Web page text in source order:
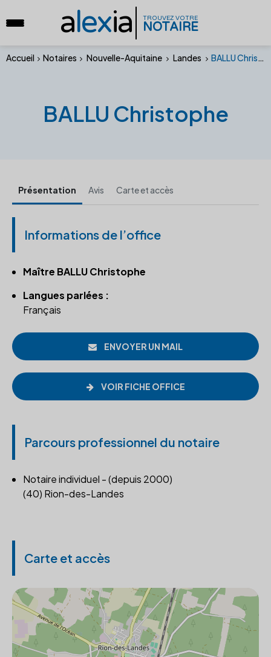
alexia TROUVEZ VOTRE
NOTAIRE
Accueil Notaires Nouvelle-Aquitaine Landes BALLU Christophe
BALLU Christophe
Présentation Avis Carte et accès
Informations de l’office
Maître BALLU Christophe
Langues parlées :
Français
ENVOYER UN MAIL
VOIR FICHE OFFICE
Parcours professionnel du notaire
Notaire individuel - (depuis 2000)
(40) Rion-des-Landes
Carte et accès